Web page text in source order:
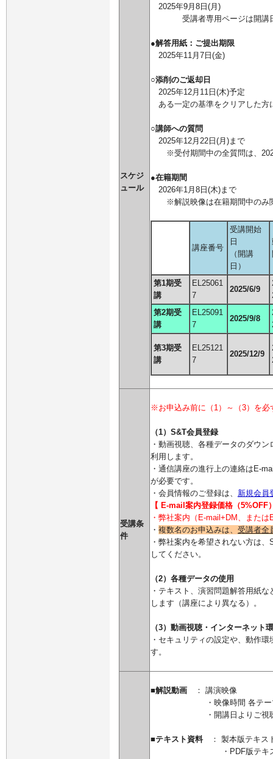
スケジ
ュール
2025年9月8日(月)
受講者専用ページは開講
●解答用紙：ご提出期限
2025年11月7日(金)
○添削のご返却日
2025年12月11日(木)予定
ある一定の基準をクリアした方
○講師への質問
2025年12月22日(月)まで
※受付期間中の全質問は、
●在籍期間
2026年1月8日(木)まで
※解説映像は在籍期間中のみ
講座番号
受講開始
日
（開講
日）
第1期受
講
EL25061
7
2025/6/9
第2期受
講
EL25091
7
2025/9/8
第3期受
講
EL25121
7
2025/12/9
受講条
件
※お申込み前に（1）～（3）を必
（1）S&T会員登録
・動画視聴、各種データのダウ
利用します。
・通信講座の進行上の連絡はE-
が必要です。
・会員情報のご登録は、 新規会員
【 E-mail案内登録価格（5%OFF
・弊社案内（E-mail+DM、また
・ 複数名のお申込みは、 受講者全
・弊社案内を希望されない方は
してください。
（2）各種データの使用
・テキスト、演習問題解答用紙
します（講座により異なる）。
（3）動画視聴・インターネット
・セキュリティの設定や、動作
す。
■解説動画
： 講演映像
・映像時間 各テーマ約2
・開講日よりご視聴い
■テキスト資料
： 製本版テキス
・PDF版テキストは